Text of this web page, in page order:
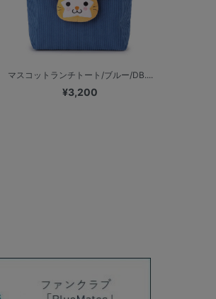
マスコットランチトート/ブルー/DB....
¥3,200